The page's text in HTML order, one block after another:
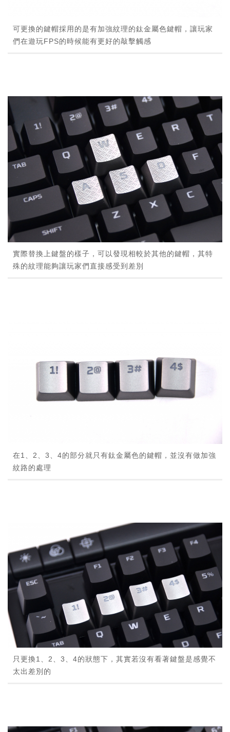
可更換的鍵帽採用的是有加強紋理的鈦金屬色鍵帽，讓玩家
們在遊玩FPS的時候能有更好的敲擊觸感
實際替換上鍵盤的樣子，可以發現相較於其他的鍵帽，其特
殊的紋理能夠讓玩家們直接感受到差別
在1、2、3、4的部分就只有鈦金屬色的鍵帽，並沒有做加強
紋路的處理
只更換1、2、3、4的狀態下，其實若沒有看著鍵盤是感覺不
太出差別的